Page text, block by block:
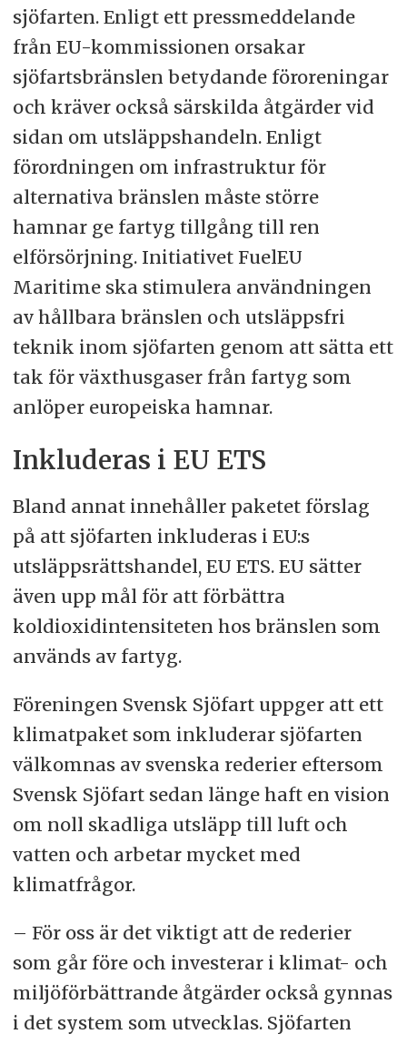
sjöfarten. Enligt ett pressmeddelande
från EU-kommissionen orsakar
sjöfartsbränslen betydande föroreningar
och kräver också särskilda åtgärder vid
sidan om utsläppshandeln. Enligt
förordningen om infrastruktur för
alternativa bränslen måste större
hamnar ge fartyg tillgång till ren
elförsörjning. Initiativet FuelEU
Maritime ska stimulera användningen
av hållbara bränslen och utsläppsfri
teknik inom sjöfarten genom att sätta ett
tak för växthusgaser från fartyg som
anlöper europeiska hamnar.
Inkluderas i EU ETS
Bland annat innehåller paketet förslag
på att sjöfarten inkluderas i EU:s
utsläppsrättshandel, EU ETS. EU sätter
även upp mål för att förbättra
koldioxidintensiteten hos bränslen som
används av fartyg.
Föreningen Svensk Sjöfart uppger att ett
klimatpaket som inkluderar sjöfarten
välkomnas av svenska rederier eftersom
Svensk Sjöfart sedan länge haft en vision
om noll skadliga utsläpp till luft och
vatten och arbetar mycket med
klimatfrågor.
– För oss är det viktigt att de rederier
som går före och investerar i klimat- och
miljöförbättrande åtgärder också gynnas
i det system som utvecklas. Sjöfarten